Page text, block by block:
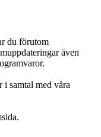
du förutom
även
i samtal med våra